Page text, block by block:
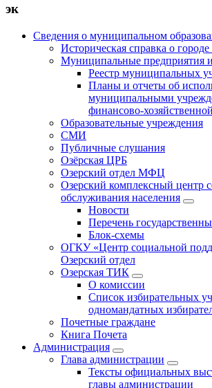
эк
Сведения о муниципальном
Историческая справка о
Муниципальные предприятия
Реестр муниципальных
Планы и отчеты об
муниципальными
финансово-
Образовательные учреждения
СМИ
Публичные слушания
Озёрская ЦРБ
Озерский отдел МФЦ
Озерский комплексный центр
обслуживания населения
Новости
Перечень
Блок-схемы
ОГКУ «Центр социальной
Озерский отдел
Озерская ТИК
О комиссии
Список избирательных
одномандатных
Почетные граждане
Книга Почета
Администрация
Глава администрации
Тексты официальных
главы администрации